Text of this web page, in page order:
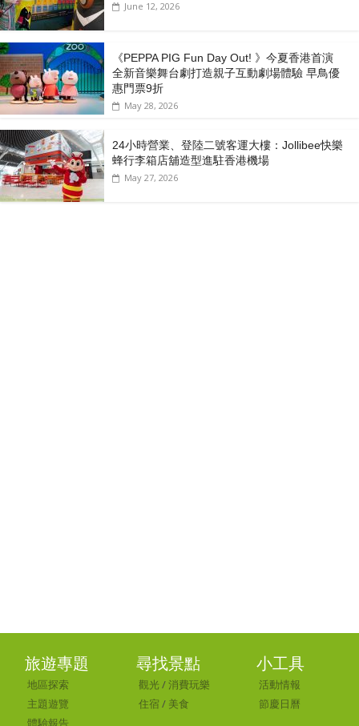
June 12, 2026
《PEPPA PIG Fun Day Out! 》今夏香港首演
全新音樂舞台劇打造親子互動劇場體驗 早鳥優
惠門票9折
May 28, 2026
24小時營業、登陸二號客運大樓：Jollibee快樂
蜂行李箱店舖造型進駐香港機場
May 27, 2026
旅遊專題
地區探索
主題遊覽
尋找景點
觀光 /消費玩樂
住宿 / 美食
小工具
活動情報
節慶日曆